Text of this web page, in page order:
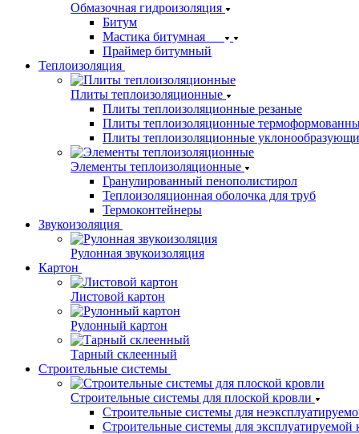
Обмазочная гидроизоляция
Битум
Мастика битумная
Праймер битумный
Теплоизоляция
Плиты теплоизоляционные
Плиты теплоизоляционные резаные
Плиты теплоизоляционные
Плиты теплоизоляционные
Элементы теплоизоляционные
Гранулированный пенополистирол
Теплоизоляционная оболочка для труб
Термоконтейнеры
Звукоизоляция
Рулонная звукоизоляция
Картон
Листовой картон
Рулонный картон
Тарный склеенный
Строительные системы
Строительные системы для плоской кровли
Строительные системы для
Строительные системы для эксплуатируемой